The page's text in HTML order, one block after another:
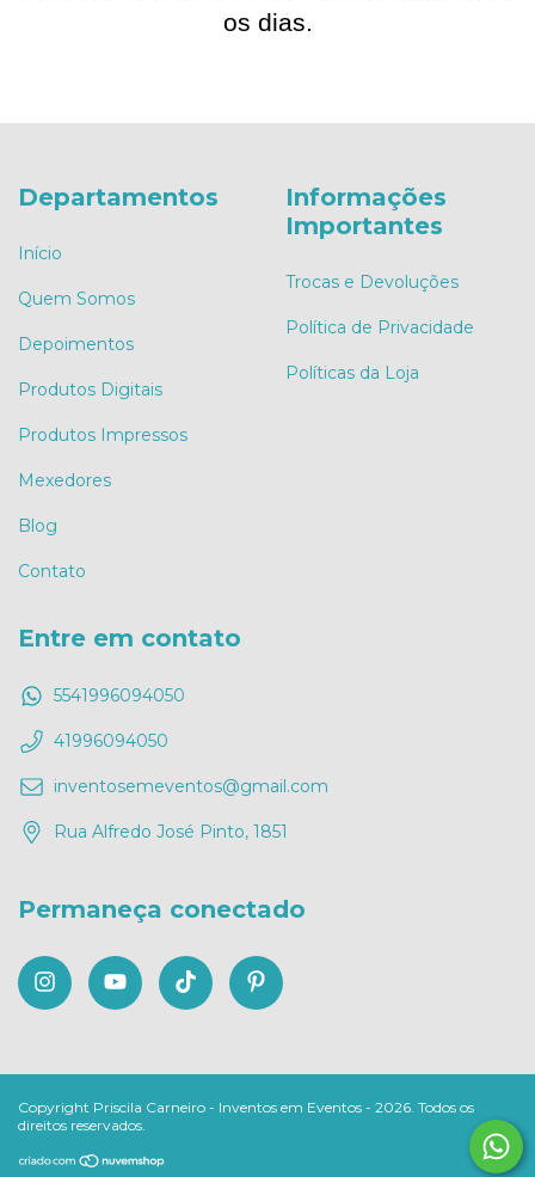
os dias.
Departamentos
Início
Quem Somos
Depoimentos
Produtos Digitais
Produtos Impressos
Mexedores
Blog
Contato
Informações
Importantes
Trocas e Devoluções
Política de Privacidade
Políticas da Loja
Entre em contato
5541996094050
41996094050
inventosemeventos@gmail.com
Rua Alfredo José Pinto, 1851
Permaneça conectado
Copyright Priscila Carneiro - Inventos em Eventos - 2026. Todos os
direitos reservados.